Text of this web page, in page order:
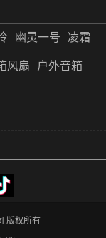
幽灵一号 凌霜
风扇 户外音箱
版权所有